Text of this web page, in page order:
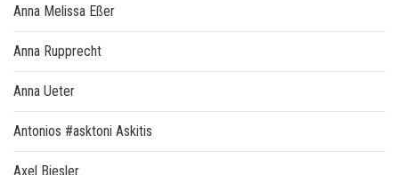
Anna Melissa Eßer
Anna Rupprecht
Anna Ueter
Antonios #asktoni Askitis
Axel Biesler